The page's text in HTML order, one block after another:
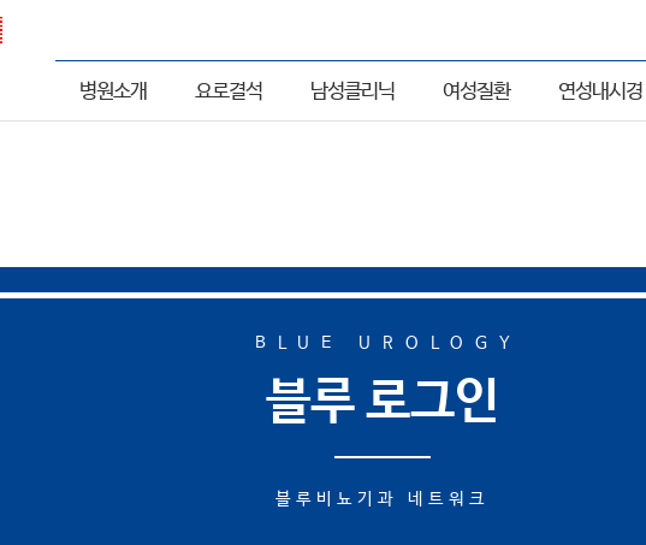
병원소개 요로결석 남성클리닉 여성질환 연성내시경
BLUE UROLOGY
블루 로그인
블루비뇨기과 네트워크